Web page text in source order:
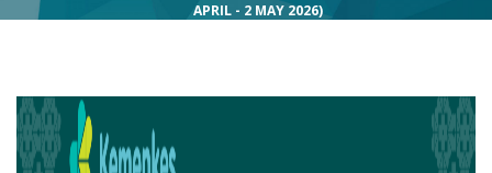
APRIL - 2 MAY 2026)